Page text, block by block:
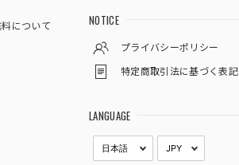
について NOTICE
プライバシーポリシー
特定商取引法に基づく表記
LANGUAGE